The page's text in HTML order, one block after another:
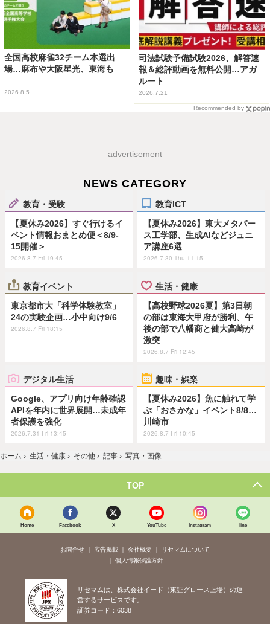
全国高校麻雀32チーム本選出
場…麻布や大阪星光、東海も
2026.8.5
司法試験予備試験2026、解答速
報＆総評動画を無料公開…アガ
ルート
2026.7.21
Recommended by
advertisement
NEWS CATEGORY
教育・受験
【夏休み2026】すぐ行けるイ
ベント情報おまとめ便＜8/9-
15開催＞
2026.8.7 Fri 19:45
教育ICT
【夏休み2026】東大メタバー
ス工学部、生成AIなどジュニ
ア講座6選
2026.7.30 Thu 11:15
教育イベント
東京都市大「科学体験教室」
24の実験企画…小中向け9/6
2026.8.7 Fri 18:15
生活・健康
【高校野球2026夏】第3日朝
の部は東海大甲府が勝利、午
後の部で八幡商と健大高崎が
激突
2026.8.7 Fri 12:45
デジタル生活
Google、アプリ向け年齢確認
APIを年内に世界展開…未成年
者保護を強化
2026.7.31 Fri 13:45
趣味・娯楽
【夏休み2026】魚に触れて学
ぶ「おさかな」イベント8/8…
川崎市
2026.8.7 Fri 10:45
ホーム › 生活・健康 › その他 › 記事 › 写真・画像
TOP
Home Facebook X YouTube Instagram line
お問合せ 広告掲載 会社概要
リセマムについて
個人情報保護方針
リセマムは、株式会社イード（東証グロース上場）の運
営するサービスです。
証券コード：6038